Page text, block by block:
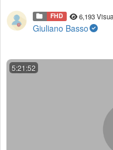
FHD 6,193
Giuliano Basso
5:21:52